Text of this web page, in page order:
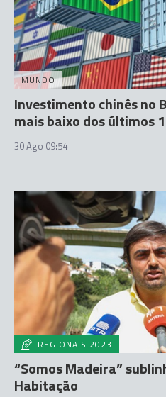
MUNDO
Investimento chinês no
mais baixo dos últimos
30 Ago 09:54
REGIONAIS 2023
“Somos Madeira”
Habitação